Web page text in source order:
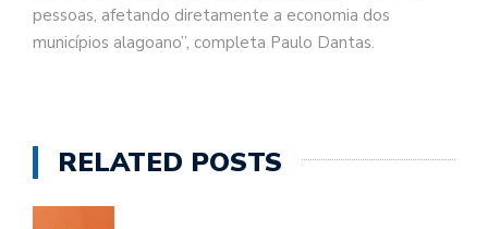
pessoas, afetando diretamente a economia dos
municípios alagoano”, completa Paulo Dantas.
RELATED POSTS